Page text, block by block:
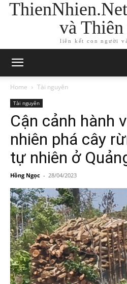
và
liên kết con người
Home Tài nguyên
Tài nguyên
Cận cảnh hành
nhiên phá cây
tự nhiên ở
Hồng Ngọc - 28/04/2023